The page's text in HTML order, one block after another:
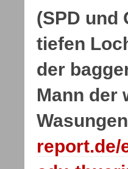
(SPD und
tiefen
der
Mann der
report.de/